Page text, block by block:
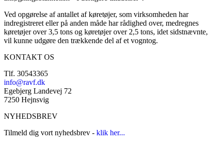
Ved opgørelse af antallet af køretøjer, som virksomheden har
indregistreret eller på anden måde har rådighed over, medregnes
køretøjer over 3,5 tons og køretøjer over 2,5 tons, idet sidstnævnte,
vil kunne udgøre den trækkende del af et vogntog.
KONTAKT OS
Tlf. 30543365
info@ravf.dk
Egebjerg Landevej 72
7250 Hejnsvig
NYHEDSBREV
Tilmeld dig vort nyhedsbrev - klik her...